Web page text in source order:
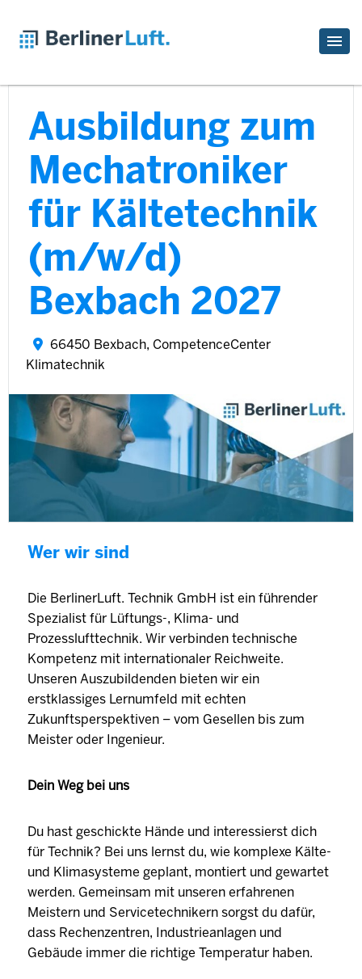
Ausbildung zum
Mechatroniker
für Kältetechnik
(m/w/d)
Bexbach 2027
66450 Bexbach, CompetenceCenter
Klimatechnik
Wer wir sind
Die BerlinerLuft. Technik GmbH ist ein führender
Spezialist für Lüftungs-, Klima- und
Prozesslufttechnik. Wir verbinden technische
Kompetenz mit internationaler Reichweite.
Unseren Auszubildenden bieten wir ein
erstklassiges Lernumfeld mit echten
Zukunftsperspektiven – vom Gesellen bis zum
Meister oder Ingenieur.
Dein Weg bei uns
Du hast geschickte Hände und interessierst dich
für Technik? Bei uns lernst du, wie komplexe Kälte-
und Klimasysteme geplant, montiert und gewartet
werden. Gemeinsam mit unseren erfahrenen
Meistern und Servicetechnikern sorgst du dafür,
dass Rechenzentren, Industrieanlagen und
Gebäude immer die richtige Temperatur haben.